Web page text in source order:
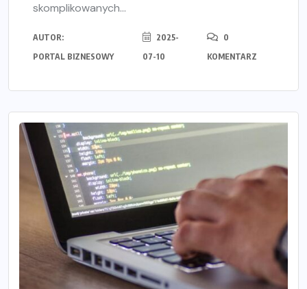
skomplikowanych...
AUTOR:
PORTAL BIZNESOWY
2025-
07-10
0
KOMENTARZ